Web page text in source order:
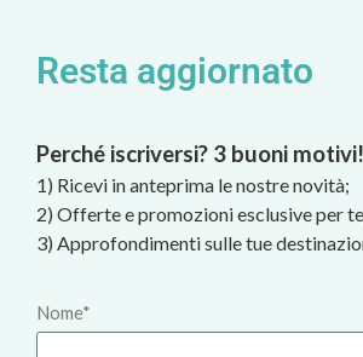
Resta aggiornato
Perché iscriversi? 3 buoni motivi!
1) Ricevi in anteprima le nostre novità;
2) Offerte e promozioni esclusive per
3) Approfondimenti sulle tue
Nome*